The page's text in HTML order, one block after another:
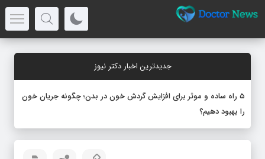
جدیدترین اخبار دکتر نیوز
۵ راه ساده و موثر برای افزایش گردش خون در بدن؛ چگونه جریان خون
را بهبود دهیم؟